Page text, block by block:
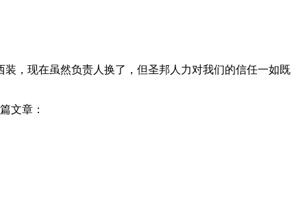
，现在虽然负责人换了，但圣邦人力对我们的信任一如既
文章：